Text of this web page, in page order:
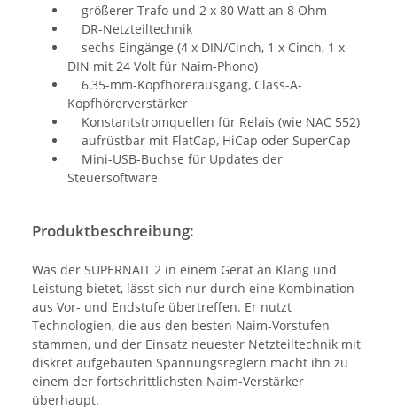
größerer Trafo und 2 x 80 Watt an 8 Ohm
DR-Netzteiltechnik
sechs Eingänge (4 x DIN/Cinch, 1 x Cinch, 1 x
DIN mit 24 Volt für Naim-Phono)
6,35-mm-Kopfhörerausgang, Class-A-
Kopfhörerverstärker
Konstantstromquellen für Relais (wie NAC 552)
aufrüstbar mit FlatCap, HiCap oder SuperCap
Mini-USB-Buchse für Updates der
Steuersoftware
Produktbeschreibung:
Was der SUPERNAIT 2 in einem Gerät an Klang und
Leistung bietet, lässt sich nur durch eine Kombination
aus Vor- und Endstufe übertreffen. Er nutzt
Technologien, die aus den besten Naim-Vorstufen
stammen, und der Einsatz neuester Netzteiltechnik mit
diskret aufgebauten Spannungsreglern macht ihn zu
einem der fortschrittlichsten Naim-Verstärker
überhaupt.